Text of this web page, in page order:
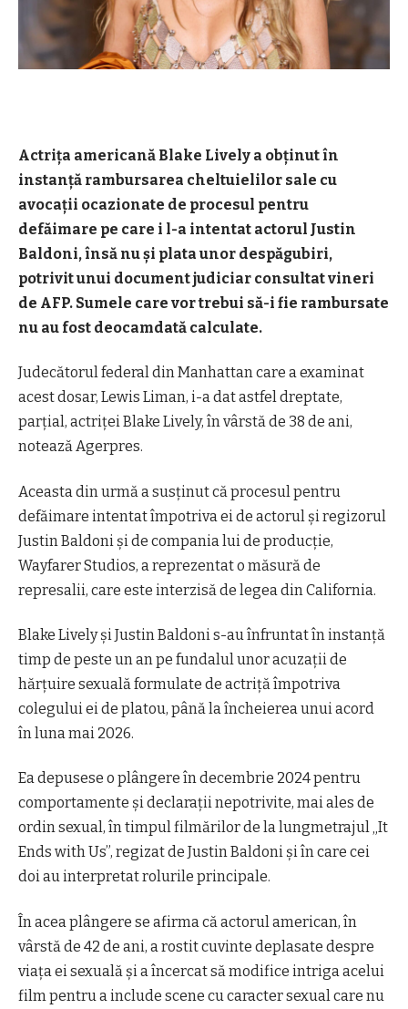
Actriţa americană Blake Lively a obţinut în
instanţă rambursarea cheltuielilor sale cu
avocaţii ocazionate de procesul pentru
defăimare pe care i l-a intentat actorul Justin
Baldoni, însă nu şi plata unor despăgubiri,
potrivit unui document judiciar consultat vineri
de AFP. Sumele care vor trebui să-i fie rambursate
nu au fost deocamdată calculate.
Judecătorul federal din Manhattan care a examinat
acest dosar, Lewis Liman, i-a dat astfel dreptate,
parţial, actriţei Blake Lively, în vârstă de 38 de ani,
notează Agerpres.
Aceasta din urmă a susţinut că procesul pentru
defăimare intentat împotriva ei de actorul şi regizorul
Justin Baldoni şi de compania lui de producţie,
Wayfarer Studios, a reprezentat o măsură de
represalii, care este interzisă de legea din California.
Blake Lively şi Justin Baldoni s-au înfruntat în instanţă
timp de peste un an pe fundalul unor acuzaţii de
hărţuire sexuală formulate de actriţă împotriva
colegului ei de platou, până la încheierea unui acord
în luna mai 2026.
Ea depusese o plângere în decembrie 2024 pentru
comportamente şi declaraţii nepotrivite, mai ales de
ordin sexual, în timpul filmărilor de la lungmetrajul „It
Ends with Us”, regizat de Justin Baldoni şi în care cei
doi au interpretat rolurile principale.
În acea plângere se afirma că actorul american, în
vârstă de 42 de ani, a rostit cuvinte deplasate despre
viaţa ei sexuală şi a încercat să modifice intriga acelui
film pentru a include scene cu caracter sexual care nu